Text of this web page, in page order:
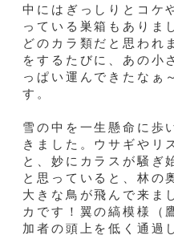
中にはぎっしりとコケ
っている巣箱もありま
どのカラ類だと思われ
をするたびに、あの小
っぱい運んできたなぁ
す。
雪の中を一生懸命に歩
きました。ウサギやリ
と、妙にカラスが騒ぎ
と思っていると、林の
大きな鳥が飛んで来ま
カです！翼の縞模様（
加者の頭上を低く通過